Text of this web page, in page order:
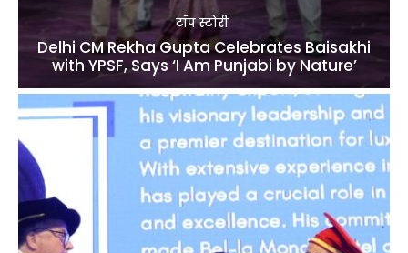
टॉप स्टोरी
Delhi CM Rekha Gupta Celebrates Baisakhi
with YPSF, Says ‘I Am Punjabi by Nature’